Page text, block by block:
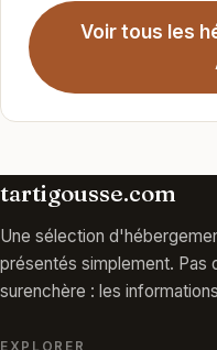
Voir tous les
tartigousse.com
Une sélection
présentés simplement. Pas
surenchère : les